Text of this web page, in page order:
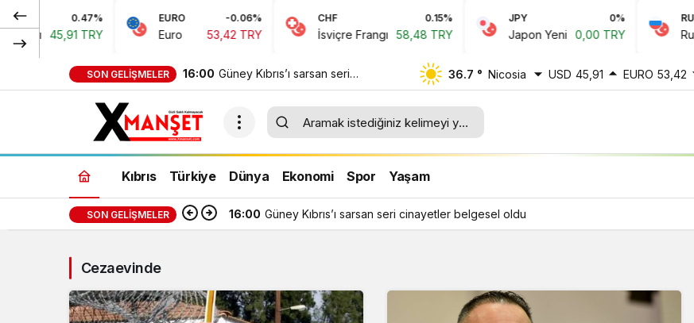
0.47%
45,91 TRY
EURO -0.06%
Euro 53,42 TRY
CHF
İsviçre Frangı 58,48 TRY Japon Yeni 0,00 TRY
RUB
Rus Rublesi
SON GELIŞMELER 16:00 Güney Kıbrıs’ı sarsan seri
cinayetler belgesel oldu
36.7 ° Nicosia USD 45,91 EURO 53,42
Kıbrıs Türkiye Dünya Ekonomi Spor Yaşam
SON GELIŞMELER 16:00 Güney Kıbrıs’ı sarsan seri cinayetler belgesel oldu
Cezaevinde